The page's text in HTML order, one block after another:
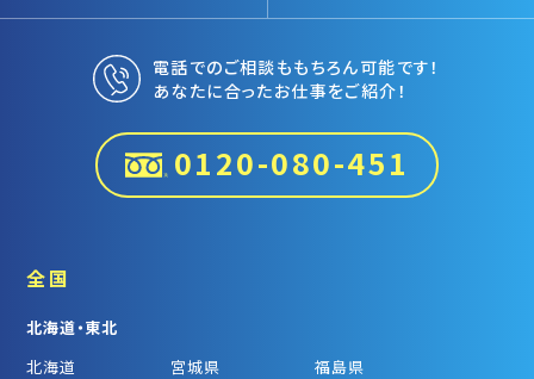
電話でのご相談ももちろん可能です！
あなたに合ったお仕事をご紹介！
0120-080-451
全国
北海道・東北
北海道
宮城県 福島県